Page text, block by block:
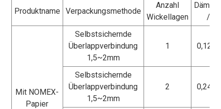
Produktname Verpackungsmethode
Anzahl
Wickellagen
/
Mit NOMEX-
Papier
Selbstsichernde
Überlappverbindung
1,5~2mm
1 0,12 ±
Selbstsichernde
Überlappverbindung
1,5~2mm
2 0,24 ±